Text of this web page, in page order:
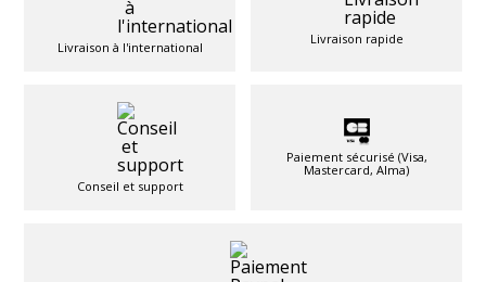
Livraison à l'international
Livraison rapide
Conseil et support
Paiement sécurisé (Visa,
Mastercard, Alma)